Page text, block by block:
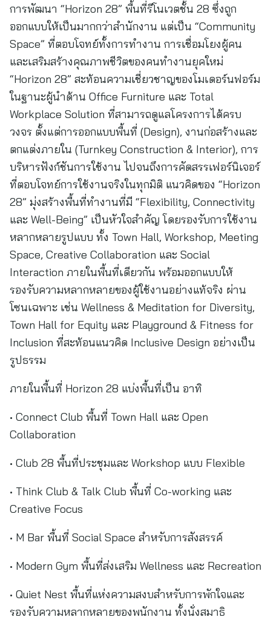
การพัฒนา “Horizon 28” พื้นที่รีโนเวตชั้น 28 ซึ่งถูก
ออกแบบให้เป็นมากกว่าสำนักงาน แต่เป็น “Community
Space” ที่ตอบโจทย์ทั้งการทำงาน การเชื่อมโยงผู้คน
และเสริมสร้างคุณภาพชีวิตของคนทำงานยุคใหม่
“Horizon 28” สะท้อนความเชี่ยวชาญของโมเดอร์นฟอร์ม
ในฐานะผู้นำด้าน Office Furniture และ Total
Workplace Solution ที่สามารถดูแลโครงการได้ครบ
วงจร ตั้งแต่การออกแบบพื้นที่ (Design), งานก่อสร้างและ
ตกแต่งภายใน (Turnkey Construction & Interior), การ
บริหารฟังก์ชันการใช้งาน ไปจนถึงการคัดสรรเฟอร์นิเจอร์
ที่ตอบโจทย์การใช้งานจริงในทุกมิติ แนวคิดของ “Horizon
28” มุ่งสร้างพื้นที่ทำงานที่มี “Flexibility, Connectivity
และ Well-Being” เป็นหัวใจสำคัญ โดยรองรับการใช้งาน
หลากหลายรูปแบบ ทั้ง Town Hall, Workshop, Meeting
Space, Creative Collaboration และ Social
Interaction ภายในพื้นที่เดียวกัน พร้อมออกแบบให้
รองรับความหลากหลายของผู้ใช้งานอย่างแท้จริง ผ่าน
โซนเฉพาะ เช่น Wellness & Meditation for Diversity,
Town Hall for Equity และ Playground & Fitness for
Inclusion ที่สะท้อนแนวคิด Inclusive Design อย่างเป็น
รูปธรรม
ภายในพื้นที่ Horizon 28 แบ่งพื้นที่เป็น อาทิ
• Connect Club พื้นที่ Town Hall และ Open
Collaboration
• Club 28 พื้นที่ประชุมและ Workshop แบบ Flexible
• Think Club & Talk Club พื้นที่ Co-working และ
Creative Focus
• M Bar พื้นที่ Social Space สำหรับการสังสรรค์
• Modern Gym พื้นที่ส่งเสริม Wellness และ Recreation
• Quiet Nest พื้นที่แห่งความสงบสำหรับการพักใจและ
รองรับความหลากหลายของพนักงาน ทั้งนั่งสมาธิ